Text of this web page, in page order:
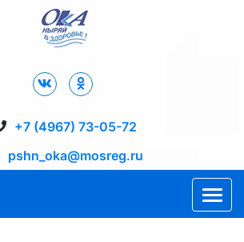
+7 (4967) 73-05-72
pshn_oka@mosreg.ru